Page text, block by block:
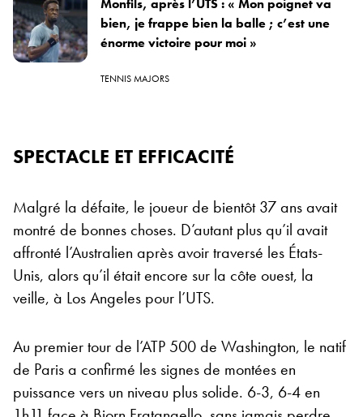
Monfils, après l’UTS : « Mon poignet va
bien, je frappe bien la balle ; c’est une
énorme victoire pour moi »
TENNIS MAJORS
SPECTACLE ET EFFICACITÉ
Malgré la défaite, le joueur de bientôt 37 ans avait
montré de bonnes choses. D’autant plus qu’il avait
affronté l’Australien après avoir traversé les États-
Unis, alors qu’il était encore sur la côte ouest, la
veille, à Los Angeles pour l’UTS.
Au premier tour de l’ATP 500 de Washington, le natif
de Paris a confirmé les signes de montées en
puissance vers un niveau plus solide. 6-3, 6-4 en